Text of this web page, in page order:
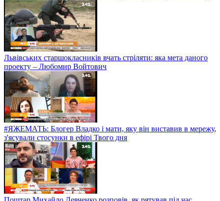
Львівських старшокласників вчать стріляти: яка мета даного
проекту – Любомир Войтович
#ЯЖЕМАТЬ: Блогер Владко і мати, яку він виставив в мережу,
з'ясували стосунки в ефірі Твого дня